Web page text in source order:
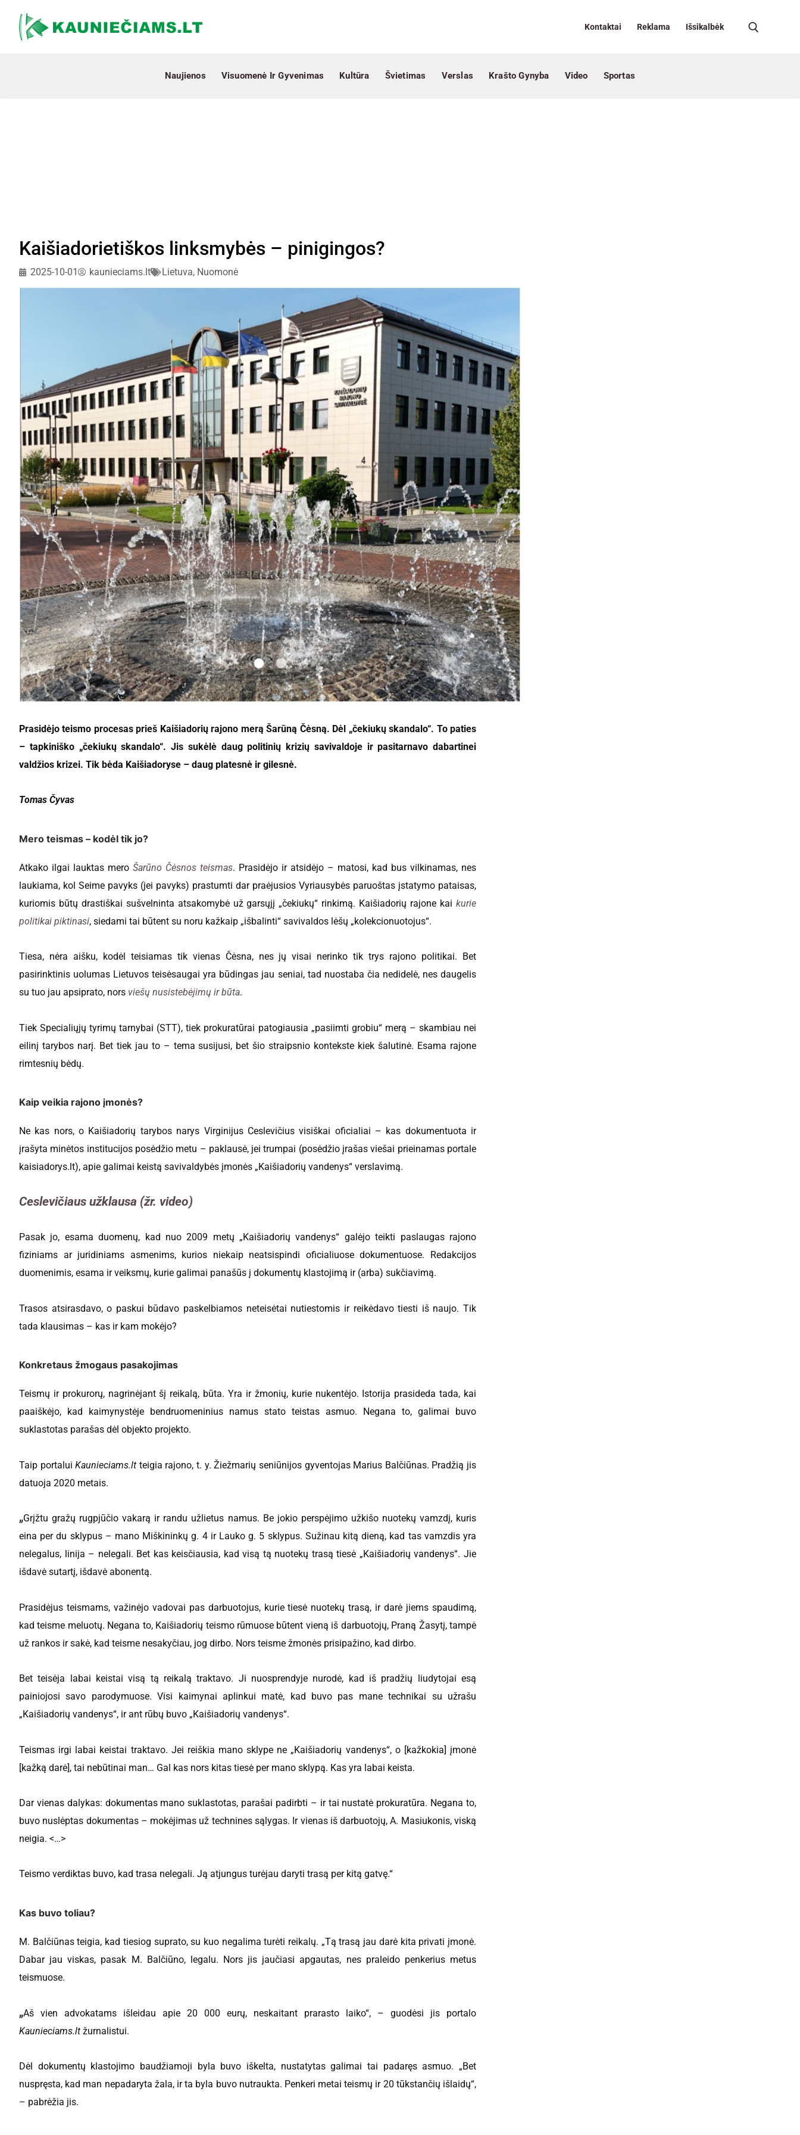
Kontaktai Reklama Išsikalbėk
Naujienos Visuomenė Ir Gyvenimas Kultūra Švietimas Verslas Krašto Gynyba Video Sportas
Kaišiadorietiškos linksmybės – pinigingos?
2025-10-01 kaunieciams.lt Lietuva, Nuomonė
Prasidėjo teismo procesas prieš Kaišiadorių rajono merą Šarūną Čėsną. Dėl „čekiukų skandalo“. To paties
– tapkiniško „čekiukų skandalo“. Jis sukėlė daug politinių krizių savivaldoje ir pasitarnavo dabartinei
valdžios krizei. Tik bėda Kaišiadoryse – daug platesnė ir gilesnė.
Tomas Čyvas
Mero teismas – kodėl tik jo?
Atkako ilgai lauktas mero Šarūno Čėsnos teismas. Prasidėjo ir atsidėjo – matosi, kad bus vilkinamas, nes
laukiama, kol Seime pavyks (jei pavyks) prastumti dar praėjusios Vyriausybės paruoštas įstatymo pataisas,
kuriomis būtų drastiškai sušvelninta atsakomybė už garsųjį „čekiukų“ rinkimą. Kaišiadorių rajone kai kurie
politikai piktinasi, siedami tai būtent su noru kažkaip „išbalinti“ savivaldos lėšų „kolekcionuotojus“.
Tiesa, nėra aišku, kodėl teisiamas tik vienas Čėsna, nes jų visai nerinko tik trys rajono politikai. Bet
pasirinktinis uolumas Lietuvos teisėsaugai yra būdingas jau seniai, tad nuostaba čia nedidelė, nes daugelis
su tuo jau apsiprato, nors viešų nusistebėjimų ir būta.
Tiek Specialiųjų tyrimų tarnybai (STT), tiek prokuratūrai patogiausia „pasiimti grobiu“ merą – skambiau nei
eilinį tarybos narį. Bet tiek jau to – tema susijusi, bet šio straipsnio kontekste kiek šalutinė. Esama rajone
rimtesnių bėdų.
Kaip veikia rajono įmonės?
Ne kas nors, o Kaišiadorių tarybos narys Virginijus Ceslevičius visiškai oficialiai – kas dokumentuota ir
įrašyta minėtos institucijos posėdžio metu – paklausė, jei trumpai (posėdžio įrašas viešai prieinamas portale
kaisiadorys.lt), apie galimai keistą savivaldybės įmonės „Kaišiadorių vandenys“ verslavimą.
Ceslevičiaus užklausa (žr. video)
Pasak jo, esama duomenų, kad nuo 2009 metų „Kaišiadorių vandenys“ galėjo teikti paslaugas rajono
fiziniams ar juridiniams asmenims, kurios niekaip neatsispindi oficialiuose dokumentuose. Redakcijos
duomenimis, esama ir veiksmų, kurie galimai panašūs į dokumentų klastojimą ir (arba) sukčiavimą.
Trasos atsirasdavo, o paskui būdavo paskelbiamos neteisėtai nutiestomis ir reikėdavo tiesti iš naujo. Tik
tada klausimas – kas ir kam mokėjo?
Konkretaus žmogaus pasakojimas
Teismų ir prokurorų, nagrinėjant šį reikalą, būta. Yra ir žmonių, kurie nukentėjo. Istorija prasideda tada, kai
paaiškėjo, kad kaimynystėje bendruomeninius namus stato teistas asmuo. Negana to, galimai buvo
suklastotas parašas dėl objekto projekto.
Taip portaluiKaunieciams.lt teigia rajono, t. y. Žiežmarių seniūnijos gyventojas Marius Balčiūnas. Pradžią jis
datuoja 2020 metais.
„Grįžtu gražų rugpjūčio vakarą ir randu užlietus namus. Be jokio perspėjimo užkišo nuotekų vamzdį, kuris
eina per du sklypus – mano Miškininkų g. 4 ir Lauko g. 5 sklypus. Sužinau kitą dieną, kad tas vamzdis yra
nelegalus, linija – nelegali. Bet kas keisčiausia, kad visą tą nuotekų trasą tiesė „Kaišiadorių vandenys“. Jie
išdavė sutartį, išdavė abonentą.
Prasidėjus teismams, važinėjo vadovai pas darbuotojus, kurie tiesė nuotekų trasą, ir darė jiems spaudimą,
kad teisme meluotų. Negana to, Kaišiadorių teismo rūmuose būtent vieną iš darbuotojų, Praną Žasytį, tampė
už rankos ir sakė, kad teisme nesakyčiau, jog dirbo. Nors teisme žmonės prisipažino, kad dirbo.
Bet teisėja labai keistai visą tą reikalą traktavo. Ji nuosprendyje nurodė, kad iš pradžių liudytojai esą
painiojosi savo parodymuose. Visi kaimynai aplinkui matė, kad buvo pas mane technikai su užrašu
„Kaišiadorių vandenys“, ir ant rūbų buvo „Kaišiadorių vandenys“.
Teismas irgi labai keistai traktavo. Jei reiškia mano sklype ne „Kaišiadorių vandenys“, o [kažkokia] įmonė
[kažką darė], tai nebūtinai man… Gal kas nors kitas tiesė per mano sklypą. Kas yra labai keista.
Dar vienas dalykas: dokumentas mano suklastotas, parašai padirbti – ir tai nustatė prokuratūra. Negana to,
buvo nuslėptas dokumentas – mokėjimas už technines sąlygas. Ir vienas iš darbuotojų, A. Masiukonis, viską
neigia. <…>
Teismo verdiktas buvo, kad trasa nelegali. Ją atjungus turėjau daryti trasą per kitą gatvę.“
Kas buvo toliau?
M. Balčiūnas teigia, kad tiesiog suprato, su kuo negalima turėti reikalų. „Tą trasą jau darė kita privati įmonė.
Dabar jau viskas, pasak M. Balčiūno, legalu. Nors jis jaučiasi apgautas, nes praleido penkerius metus
teismuose.
„Aš vien advokatams išleidau apie 20 000 eurų, neskaitant prarasto laiko“, – guodėsi jis portalo
Kaunieciams.lt žurnalistui.
Dėl dokumentų klastojimo baudžiamoji byla buvo iškelta, nustatytas galimai tai padaręs asmuo. „Bet
nuspręsta, kad man nepadaryta žala, ir ta byla buvo nutraukta. Penkeri metai teismų ir 20 tūkstančių išlaidų“,
– pabrėžia jis.